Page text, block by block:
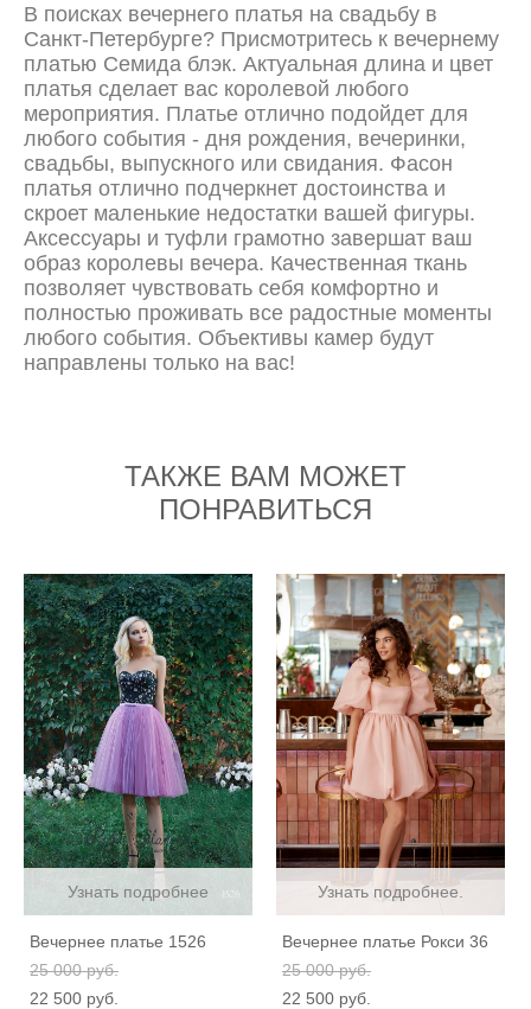
В поисках вечернего платья на свадьбу в
Санкт-Петербурге? Присмотритесь к вечернему
платью Семида блэк. Актуальная длина и цвет
платья сделает вас королевой любого
мероприятия. Платье отлично подойдет для
любого события - дня рождения, вечеринки,
свадьбы, выпускного или свидания. Фасон
платья отлично подчеркнет достоинства и
скроет маленькие недостатки вашей фигуры.
Аксессуары и туфли грамотно завершат ваш
образ королевы вечера. Качественная ткань
позволяет чувствовать себя комфортно и
полностью проживать все радостные моменты
любого события. Объективы камер будут
направлены только на вас!
ТАКЖЕ ВАМ МОЖЕТ
ПОНРАВИТЬСЯ
Узнать подробнее
Вечернее платье 1526
25 000 pуб.
22 500 pуб.
Узнать подробнее.
Вечернее платье Рокси 36
25 000 pуб.
22 500 pуб.